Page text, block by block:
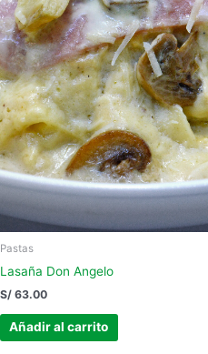
Pastas
Lasaña Don Angelo
S/ 63.00
Añadir al carrito